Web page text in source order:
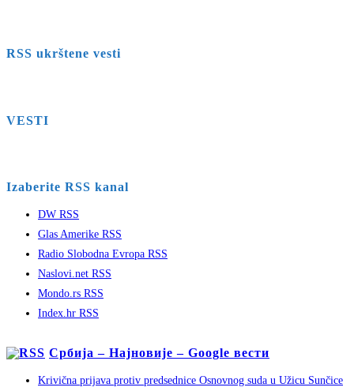
RSS ukrštene vesti
VESTI
Izaberite RSS kanal
DW RSS
Glas Amerike RSS
Radio Slobodna Evropa RSS
Naslovi.net RSS
Mondo.rs RSS
Index.hr RSS
Србија – Најновије – Google вести
Krivična prijava protiv predsednice Osnovnog suda u Užicu Sunčice